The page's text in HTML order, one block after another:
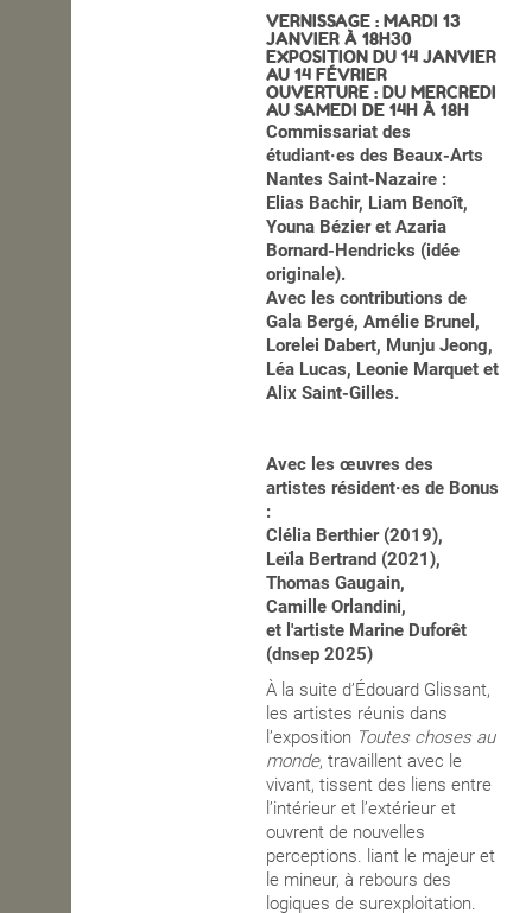
VERNISSAGE : MARDI 13
JANVIER À 18H30
EXPOSITION DU 14 JANVIER
AU 14 FÉVRIER
OUVERTURE : DU MERCREDI
AU SAMEDI DE 14H À 18H
Commissariat des
étudiant·es des Beaux-Arts
Nantes Saint-Nazaire :
Elias Bachir, Liam Benoît,
Youna Bézier et Azaria
Bornard-Hendricks (idée
originale).
Avec les contributions de
Gala Bergé, Amélie Brunel,
Lorelei Dabert, Munju Jeong,
Léa Lucas, Leonie Marquet et
Alix Saint-Gilles.
Avec les œuvres des
artistes résident·es de Bonus
:
Clélia Berthier (2019),
Leïla Bertrand (2021),
Thomas Gaugain,
Camille Orlandini,
et l'artiste Marine Duforêt
(dnsep 2025)
À la suite d’Édouard Glissant,
les artistes réunis dans
l’exposition Toutes choses au
monde, travaillent avec le
vivant, tissent des liens entre
l’intérieur et l’extérieur et
ouvrent de nouvelles
perceptions. liant le majeur et
le mineur, à rebours des
logiques de surexploitation.